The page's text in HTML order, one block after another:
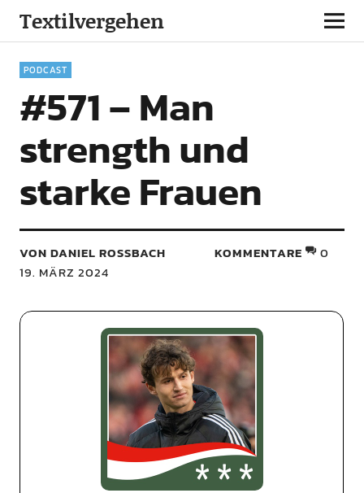
Textilvergehen
PODCAST
#571 – Man
strength und
starke Frauen
VON DANIEL ROSSBACH
19. MÄRZ 2024
KOMMENTARE 0